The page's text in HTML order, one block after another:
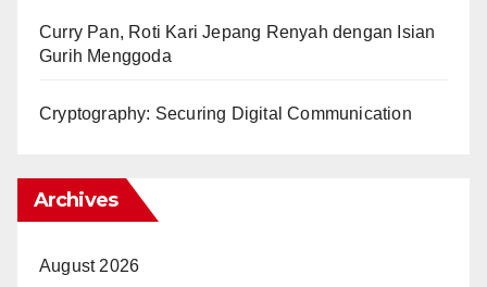
Curry Pan, Roti Kari Jepang Renyah dengan Isian
Gurih Menggoda
Cryptography: Securing Digital Communication
Archives
August 2026